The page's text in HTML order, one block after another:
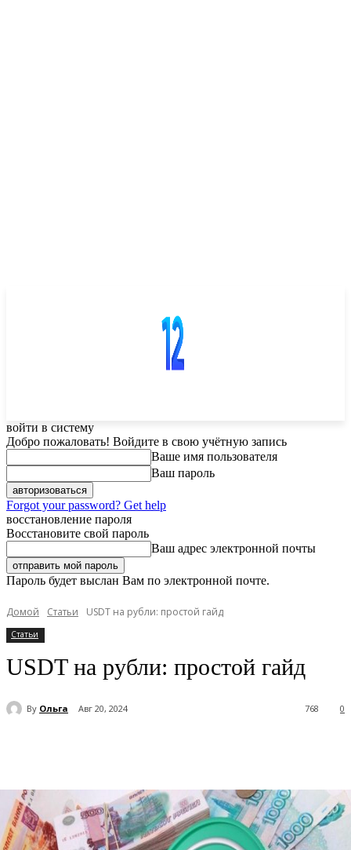
войти в систему
Добро пожаловать! Войдите в свою учётную запись
Ваше имя пользователя
Ваш пароль
Forgot your password? Get help
восстановление пароля
Восстановите свой пароль
Ваш адрес электронной почты
Пароль будет выслан Вам по электронной почте.
Домой Статьи USDT на рубли: простой гайд
Статьи
USDT на рубли: простой гайд
By Ольга Авг 20, 2024 0
768